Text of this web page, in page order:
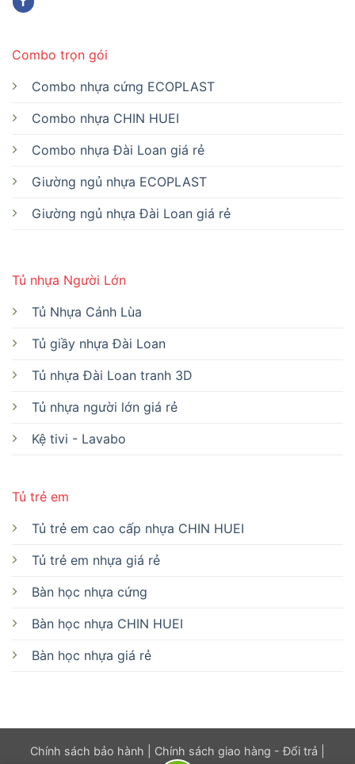
Tủ nhựa Người Lớn
Tủ Nhựa Cánh Lùa
Tủ giầy nhựa Đài Loan
Tủ nhựa Đài Loan tranh 3D
Tủ nhựa người lớn giá rẻ
Kệ tivi - Lavabo
Tủ trẻ em
Tủ trẻ em cao cấp nhựa CHIN HUEI
Tủ trẻ em nhựa giá rẻ
Bàn học nhựa cứng
Bàn học nhựa CHIN HUEI
Bàn học nhựa giá rẻ
Combo trọn gói
Combo nhựa cứng ECOPLAST
Combo nhựa CHIN HUEI
Combo nhựa Đài Loan giá rẻ
Giường ngủ nhựa ECOPLAST
Giường ngủ nhựa Đài Loan giá rẻ
Chính sách bảo hành Chính sách giao hàng - Đổi trả